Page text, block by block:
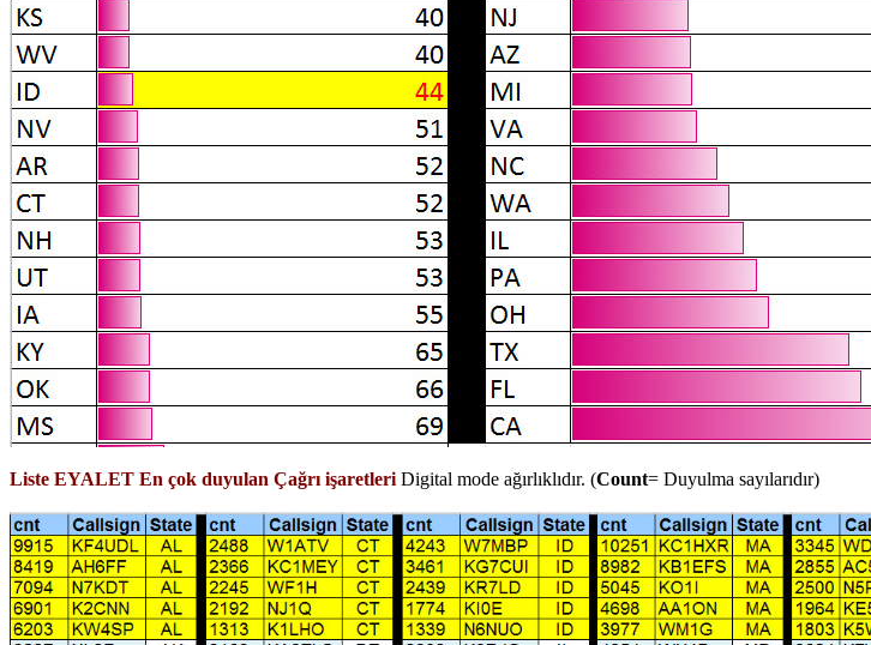
Liste EYALET En çok duyulan Çağrı işaretleri Digital mode ağırlıklıdır. (Count= Duyulma sayılarıdır)